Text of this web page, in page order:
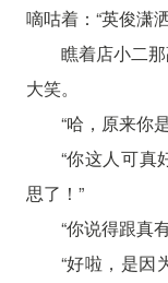
嘀咕着：“英俊
瞧着店小二
大笑。
“哈，原来你
“你这人可
思了！”
“你说得跟真
“好啦，是因